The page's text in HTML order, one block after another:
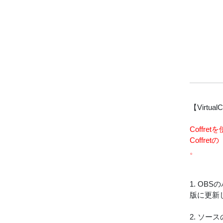
【
Coffretを
Coffretの
。
1. OBS
版に更新
2. ソース